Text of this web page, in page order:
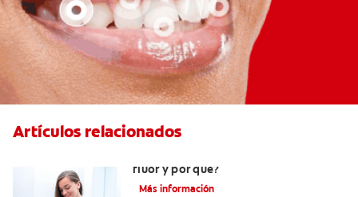
Artículos relacionados
flúor y por qué?
Más información